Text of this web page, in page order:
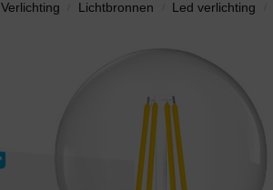
Verlichting Lichtbronnen Led verlichting